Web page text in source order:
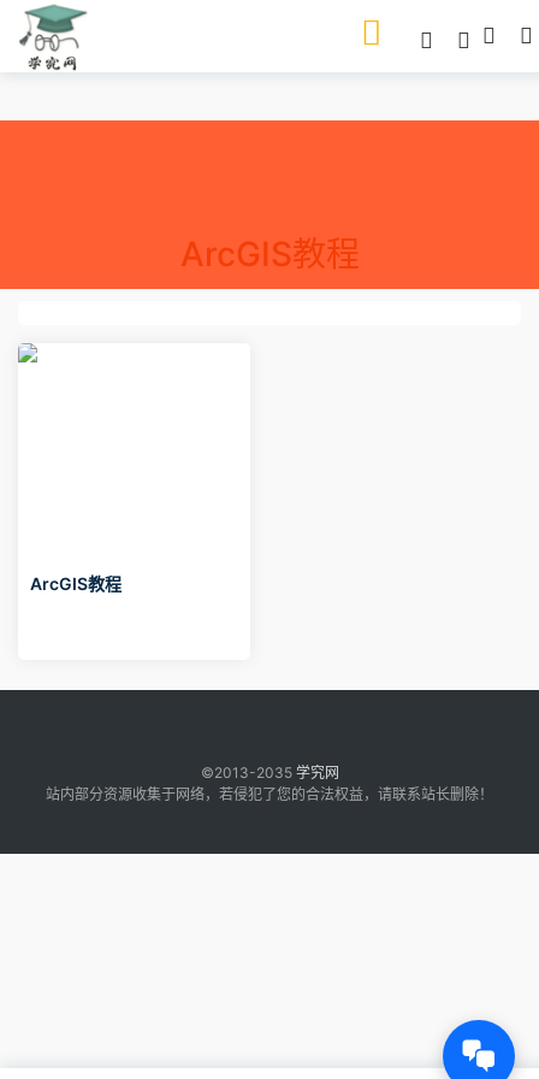
ArcGIS教程
ArcGIS教程
©2013-2035 学究网
站内部分资源收集于网络，若侵犯了您的合法权益，请联系站长删除！